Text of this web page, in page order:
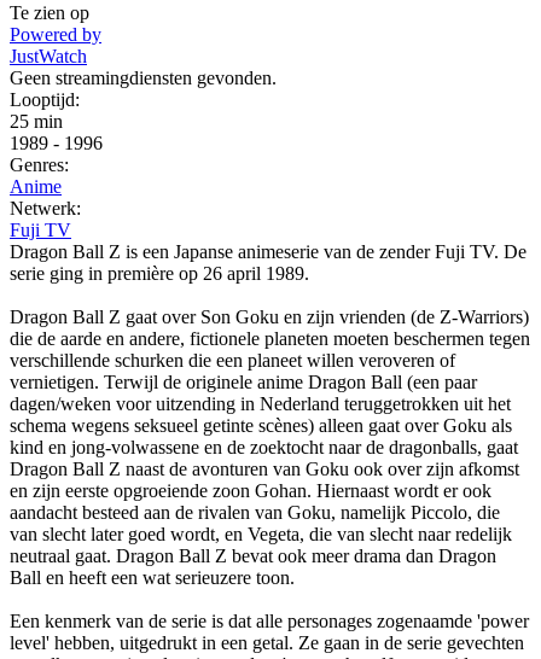
Te zien op
Powered by
JustWatch
Geen streamingdiensten gevonden.
Looptijd:
25 min
1989 - 1996
Genres:
Anime
Netwerk:
Fuji TV
Dragon Ball Z is een Japanse animeserie van de zender Fuji TV. De
serie ging in première op 26 april 1989.
Dragon Ball Z gaat over Son Goku en zijn vrienden (de Z-Warriors)
die de aarde en andere, fictionele planeten moeten beschermen tegen
verschillende schurken die een planeet willen veroveren of
vernietigen. Terwijl de originele anime Dragon Ball (een paar
dagen/weken voor uitzending in Nederland teruggetrokken uit het
schema wegens seksueel getinte scènes) alleen gaat over Goku als
kind en jong-volwassene en de zoektocht naar de dragonballs, gaat
Dragon Ball Z naast de avonturen van Goku ook over zijn afkomst
en zijn eerste opgroeiende zoon Gohan. Hiernaast wordt er ook
aandacht besteed aan de rivalen van Goku, namelijk Piccolo, die
van slecht later goed wordt, en Vegeta, die van slecht naar redelijk
neutraal gaat. Dragon Ball Z bevat ook meer drama dan Dragon
Ball en heeft een wat serieuzere toon.
Een kenmerk van de serie is dat alle personages zogenaamde 'power
level' hebben, uitgedrukt in een getal. Ze gaan in de serie gevechten